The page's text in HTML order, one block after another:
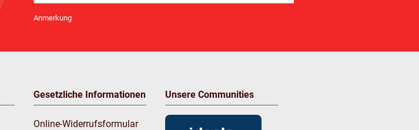
Anmerkung
Gesetzliche Informationen
Online-Widerrufsformular
Unsere Communities